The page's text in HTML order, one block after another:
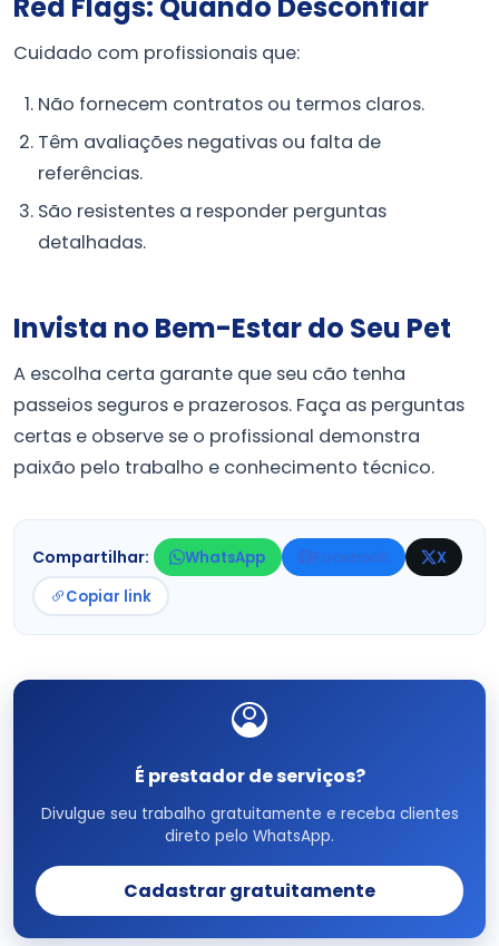
Cuidado com profissionais que:
Não fornecem contratos ou termos claros.
Têm avaliações negativas ou falta de
referências.
São resistentes a responder perguntas
detalhadas.
Invista no Bem-Estar do Seu Pet
A escolha certa garante que seu cão tenha
passeios seguros e prazerosos. Faça as perguntas
certas e observe se o profissional demonstra
paixão pelo trabalho e conhecimento técnico.
Compartilhar: WhatsApp Facebook
X
Copiar link
É prestador de serviços?
Divulgue seu trabalho gratuitamente e receba clientes
direto pelo WhatsApp.
Cadastrar gratuitamente